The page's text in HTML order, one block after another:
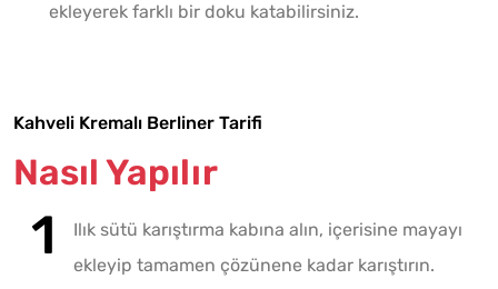
ekleyerek farklı bir doku katabilirsiniz.
Kahveli Kremalı Berliner Tarifi
Nasıl Yapılır
Ilık sütü karıştırma kabına alın, içerisine mayayı
ekleyip tamamen çözünene kadar karıştırın.